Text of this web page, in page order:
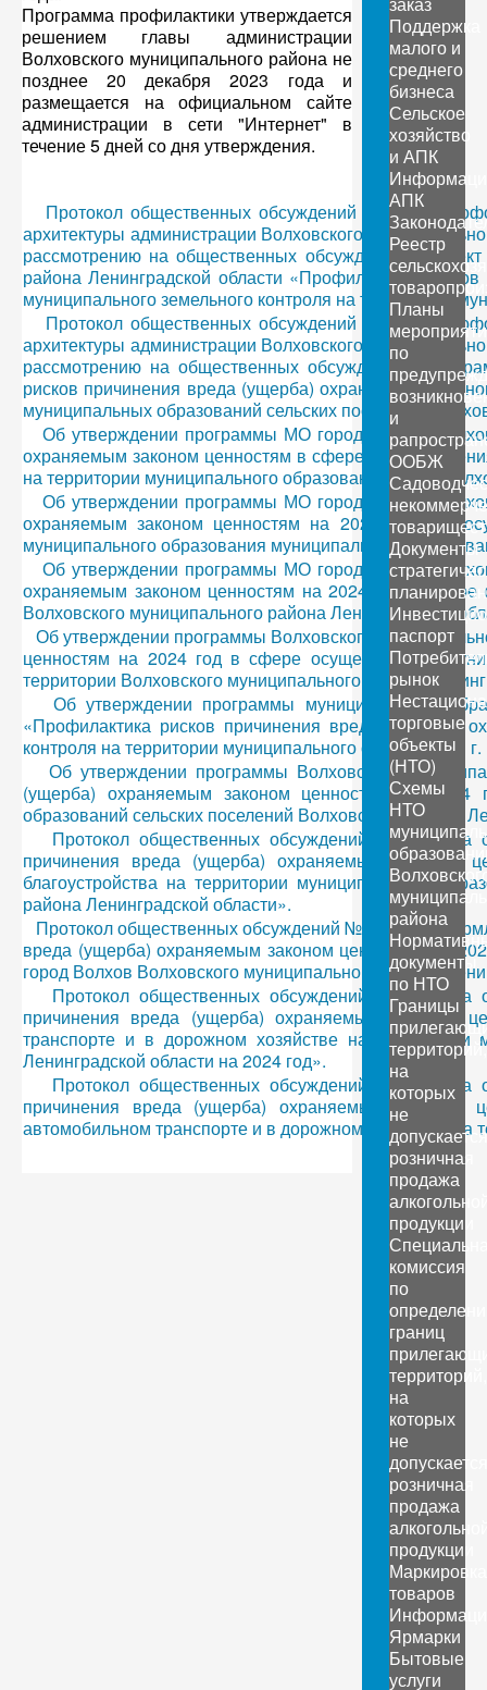
Программа профилактики утверждается
решением главы администрации
Волховского муниципального района не
позднее 20 декабря 2023 года и
размещается на официальном сайте
администрации в сети "Интернет" в
течение 5 дней со дня утверждения.
Протокол общественных обсуждений № 2. Дата
архитектуры администрации Волховского
рассмотрению на общественных обсуждениях:
района Ленинградской области «Профилактика
муниципального земельного контроля на территории
Протокол общественных обсуждений № 1. Дата
архитектуры администрации Волховского
рассмотрению на общественных обсуждениях:
рисков причинения вреда (ущерба) охраняемым
муниципальных образований сельских поселений
Об утверждении программы МО город Волхов
охраняемым законом ценностям в сфере
на территории муниципального образования город
Об утверждении программы МО город Волхов
охраняемым законом ценностям на 2023 год при
муниципального образования муниципального
Об утверждении программы МО город Волхов
охраняемым законом ценностям на 2024 год в сфере
Волховского муниципального района Ленинградской
Об утверждении программы Волховского
ценностям на 2024 год в сфере осуществления
территории Волховского муниципального района
Об утверждении программы муниципального
«Профилактика рисков причинения вреда (ущерба)
контроля на территории муниципального образования
Об утверждении программы Волховского
(ущерба) охраняемым законом ценностям на 2024
образований сельских поселений Волховского района
Протокол общественных обсуждений № 1. Дата
причинения вреда (ущерба) охраняемым законом
благоустройства на территории муниципального
района Ленинградской области».
Протокол общественных обсуждений № 2. Дата
вреда (ущерба) охраняемым законом ценностям на
город Волхов Волховского муниципального района
Протокол общественных обсуждений № 3. Дата
причинения вреда (ущерба) охраняемым законом
транспорте и в дорожном хозяйстве на территории
Ленинградской области на 2024 год».
Протокол общественных обсуждений № 4. Дата
причинения вреда (ущерба) охраняемым законом
автомобильном транспорте и в дорожном хозяйстве на
Поддержка
малого и
среднего
бизнеса
Сельское
хозяйство
и АПК
АПК
Реестр
Планы
по
и
ООБЖ
Документы
паспорт
рынок
торговые
объекты
(НТО)
Схемы
НТО
района
документы
по НТО
Границы
территорий,
на
которых
не
допускается
розничная
продажа
продукции
комиссия
по
границ
территорий,
на
которых
не
допускается
розничная
продажа
продукции
Маркировка
товаров
Ярмарки
Бытовые
услуги